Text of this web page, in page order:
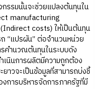
รรมนั้นจะช่วยแปลงต้นทุนใน
manufacturing
costs) ให้เป็นต้นทุน
“แปรผัน” ต่อจำนวนหน่วย
รคำนวณต้นทุนในระบบดัง
เนินการผลิตมีความถูกต้อง
ยาวจะเป็นข้อมูลที่สามารถบ่งชี้
การบริหารจัดการภาครัฐที่มี